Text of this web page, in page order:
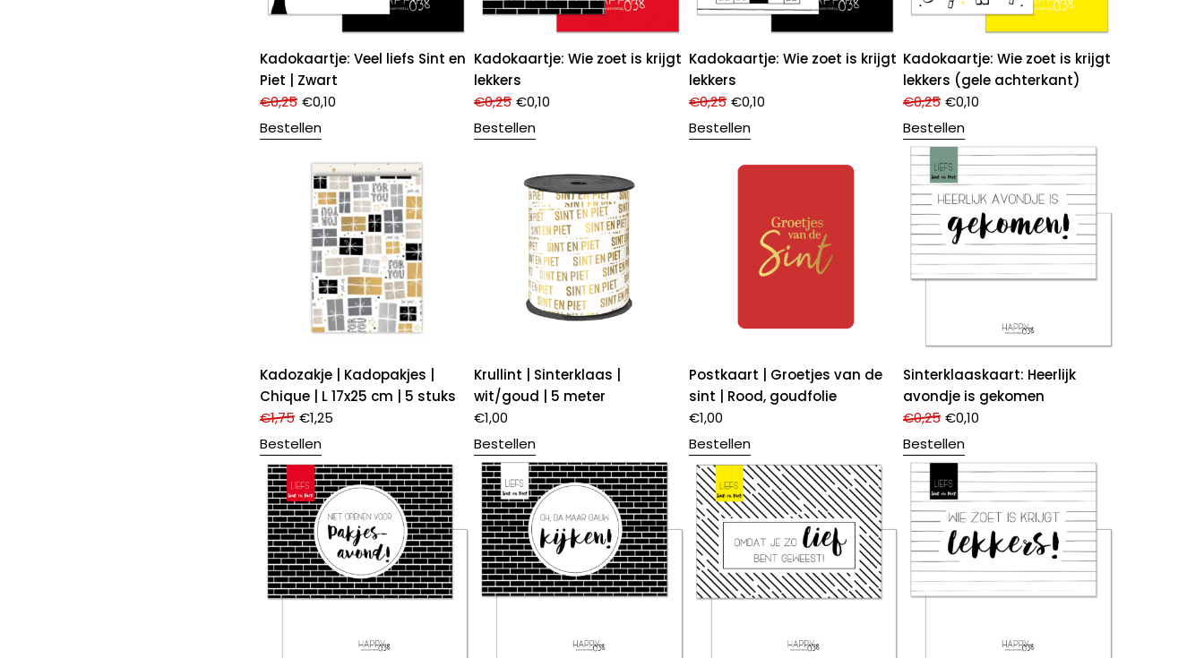
Kadokaartje: Veel liefs Sint en
Piet | Zwart
€0,25 €0,10
Bestellen
Kadokaartje: Wie zoet is krijgt
lekkers
€0,25 €0,10
Bestellen
Kadokaartje: Wie zoet is krijgt
lekkers
€0,25 €0,10
Bestellen
Kadokaartje: Wie zoet is krijgt
lekkers (gele achterkant)
€0,25 €0,10
Bestellen
Kadozakje | Kadopakjes |
Chique | L 17x25 cm | 5 stuks
€1,75 €1,25
Bestellen
Krullint | Sinterklaas |
wit/goud | 5 meter
€1,00
Bestellen
Postkaart | Groetjes van de
sint | Rood, goudfolie
€1,00
Bestellen
Sinterklaaskaart: Heerlijk
avondje is gekomen
€0,25 €0,10
Bestellen